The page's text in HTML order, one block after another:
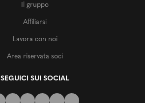
Il gruppo
Affiliarsi
Lavora con noi
Area riservata soci
SEGUICI SUI SOCIAL